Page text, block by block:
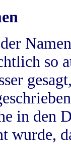
so
in
wurde,